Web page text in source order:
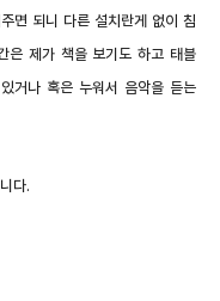
면 되니 다른 설치란게 없이 침
은 제가 책을 보기도 하고 태블
거나 혹은 누워서 음악을 듣는
다.